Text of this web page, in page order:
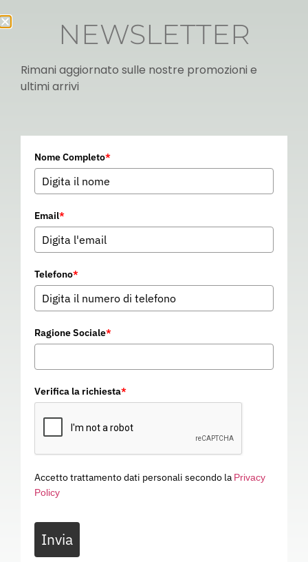
GREMBIULE CUOCO
GRANT
NEWSLETTER
Rimani aggiornato sulle nostre promozioni e
ultimi arrivi
Nome Completo*
Email*
Telefono*
Ragione Sociale*
Verifica la richiesta*
Accetto trattamento dati personali secondo la Privacy
Policy
Invia